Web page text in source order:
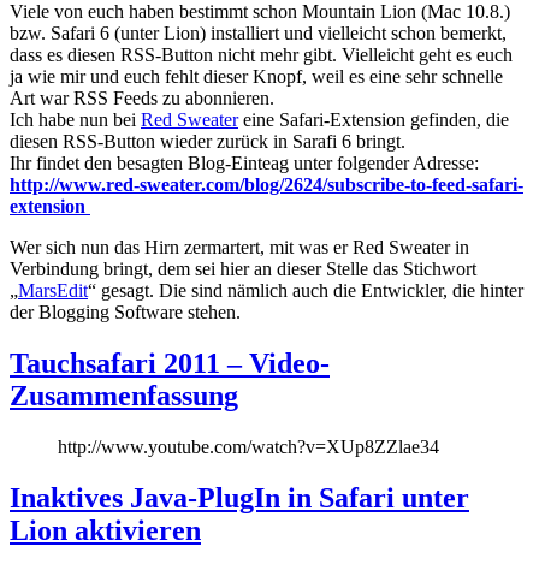
Viele von euch haben bestimmt schon Mountain Lion (Mac 10.8.)
bzw. Safari 6 (unter Lion) installiert und vielleicht schon bemerkt,
dass es diesen RSS-Button nicht mehr gibt. Vielleicht geht es euch
ja wie mir und euch fehlt dieser Knopf, weil es eine sehr schnelle
Art war RSS Feeds zu abonnieren.
Ich habe nun bei Red Sweatereine Safari-Extension gefinden, die
diesen RSS-Button wieder zurück in Sarafi 6 bringt.
Ihr findet den besagten Blog-Einteag unter folgender Adresse:
http://www.red-sweater.com/blog/2624/subscribe-to-feed-safari-
extension
Wer sich nun das Hirn zermartert, mit was er Red Sweater in
Verbindung bringt, dem sei hier an dieser Stelle das Stichwort
„MarsEdit“ gesagt. Die sind nämlich auch die Entwickler, die hinter
der Blogging Software stehen.
Tauchsafari 2011 – Video-
Zusammenfassung
http://www.youtube.com/watch?v=XUp8ZZlae34
Inaktives Java-PlugIn in Safari unter
Lion aktivieren